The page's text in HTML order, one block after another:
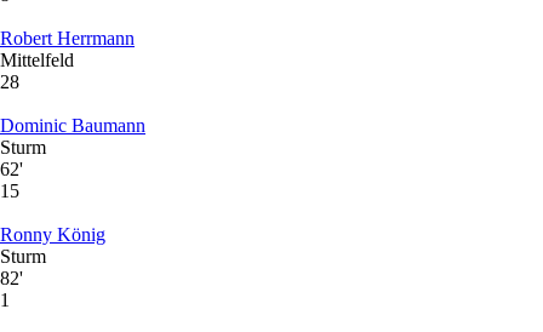
Robert Herrmann
Mittelfeld
28
Dominic Baumann
Sturm
62'
15
Ronny König
Sturm
82'
1